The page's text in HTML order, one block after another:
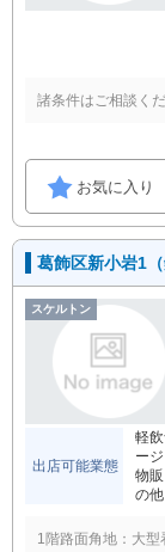
諸条件はご相談く
お気に入り
葛飾区新小岩1
スケルトン
出店可能業態
軽
ー
物
の他
1階路面角地：大